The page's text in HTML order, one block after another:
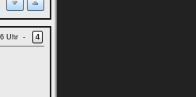
Uhr - 4